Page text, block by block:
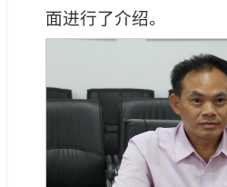
面进行了介绍。